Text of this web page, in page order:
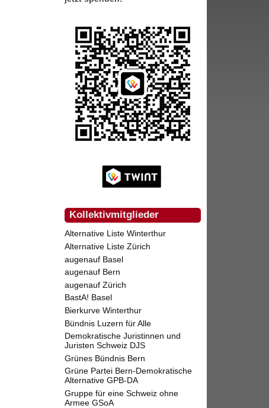
Kollektivmitglieder
Alternative Liste Winterthur
Alternative Liste Zürich
augenauf Basel
augenauf Bern
augenauf Zürich
BastA! Basel
Bierkurve Winterthur
Bündnis Luzern für Alle
Demokratische Juristinnen und
Juristen Schweiz DJS
Grünes Bündnis Bern
Grüne Partei Bern-Demokratische
Alternative GPB-DA
Gruppe für eine Schweiz ohne
Armee GSoA